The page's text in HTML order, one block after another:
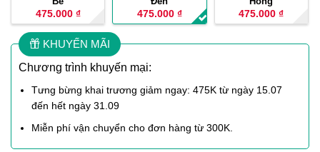
475.000 ₫ 475.000 ₫ 475.000₫
KHUYẾN MÃI
Chương trình khuyến mại:
Tưng bừng khai trương giảm ngay: 475K từ ngày 15.07
đến hết ngày 31.09
Miễn phí vận chuyển cho đơn hàng từ 300K.